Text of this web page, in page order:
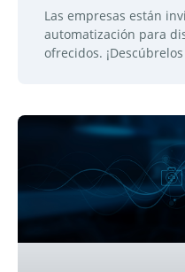
Las empresas están
automatización para
ofrecidos.